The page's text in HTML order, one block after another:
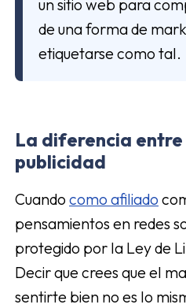
un sitio web para
de una forma de
etiquetarse como tal.
La diferencia entre
publicidad
Cuando como afiliado
pensamientos en redes
protegido por la Ley de
Decir que crees que el
sentirte bien no es lo